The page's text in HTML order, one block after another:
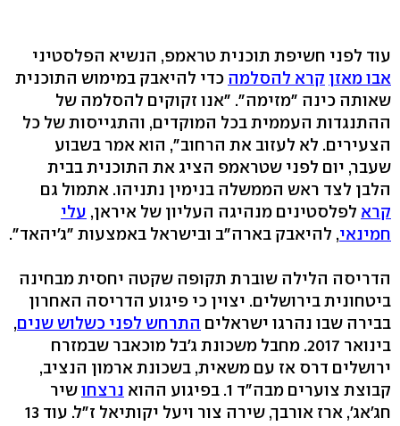
עוד לפני חשיפת תוכנית טראמפ, הנשיא הפלסטיני
אבו מאזן קרא להסלמה כדי להיאבק במימוש התוכנית
שאותה כינה "מזימה". "אנו זקוקים להסלמה של
ההתנגדות העממית בכל המוקדים, והתגייסות של כל
הצעירים. לא לעזוב את הרחוב", הוא אמר בשבוע
שעבר, יום לפני שטראמפ הציג את התוכנית בבית
הלבן לצד ראש הממשלה בנימין נתניהו. אתמול גם
קרא לפלסטינים מנהיגה העליון של איראן, עלי
חמינאי, להיאבק בארה"ב ובישראל באמצעות "ג'יהאד".
הדריסה הלילה שוברת תקופה שקטה יחסית מבחינה
ביטחונית בירושלים. יצוין כי פיגוע הדריסה האחרון
בבירה שבו נהרגו ישראלים התרחש לפני כשלוש שנים,
בינואר 2017. מחבל משכונת ג'בל מוכאבר שבמזרח
ירושלים דרס אז עם משאית, בשכונת ארמון הנציב,
קבוצת צוערים מבה"ד 1. בפיגוע ההוא
נרצחושיר
חג'אג', ארז אורבך, שירה צור ויעל יקותיאל ז"ל. עוד 13